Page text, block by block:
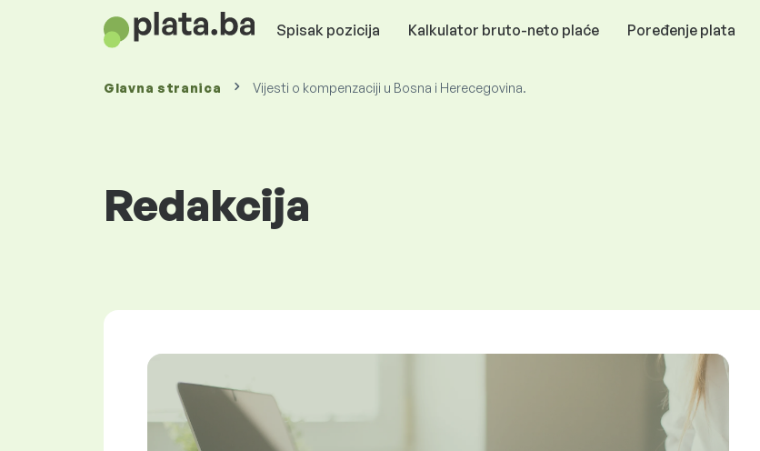
Spisak pozicija Kalkulator bruto-neto plaće Poređenje plata
Glavna stranica Vijesti o kompenzaciji u Bosna i Herecegovina.
Redakcija